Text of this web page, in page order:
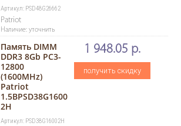
Артикул: PSD48G26662
Patriot
Наличие: уточнить
Память DIMM
DDR3 8Gb PC3-
12800
(1600MHz)
Patriot
1.5ВPSD38G1600
2H
Артикул: PSD38G16002H
1 948.05 р.
получить скидку